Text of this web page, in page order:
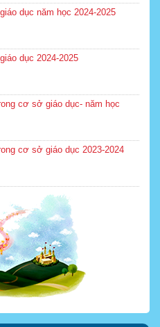
dục năm học 2024-2025
dục 2024-2025
cơ sở giáo dục- năm học
cơ sở giáo dục 2023-2024